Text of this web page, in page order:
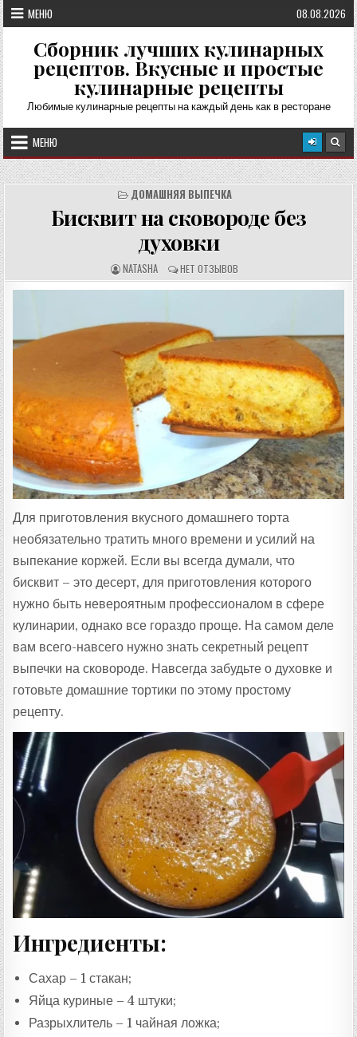
Перейти
к
содержимому
МЕНЮ 08.08.2026
Сборник лучших кулинарных
рецептов. Вкусные и простые
кулинарные рецепты
Любимые кулинарные рецепты на каждый день как в ресторане
МЕНЮ
ДОМАШНЯЯ ВЫПЕЧКА
Бисквит на сковороде без
духовки
А
В
Т
Е
П
Т
А
NATASHA О
Т
З
:
НЕТ ОТЗЫВОВ
Для приготовления вкусного домашнего торта
необязательно тратить много времени и усилий на
выпекание коржей. Если вы всегда думали, что
бисквит – это десерт, для приготовления которого
нужно быть невероятным профессионалом в сфере
кулинарии, однако все гораздо проще. На самом деле
вам всего-навсего нужно знать секретный рецепт
выпечки на сковороде. Навсегда забудьте о духовке и
готовьте домашние тортики по этому простому
рецепту.
Ингредиенты:
Сахар – 1 стакан;
Яйца куриные – 4 штуки;
Разрыхлитель – 1 чайная ложка;